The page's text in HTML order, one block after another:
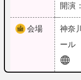
開演
会場 神奈
ール